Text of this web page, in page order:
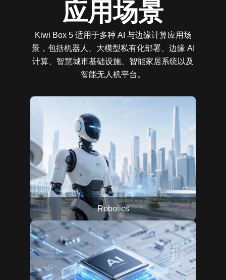
应用场景
Kiwi Box 5 适用于多种 AI 与边缘计算应用场
景，包括机器人、大模型私有化部署、边缘 AI
计算、智慧城市基础设施、智能家居系统以及
智能无人机平台。
Robotics